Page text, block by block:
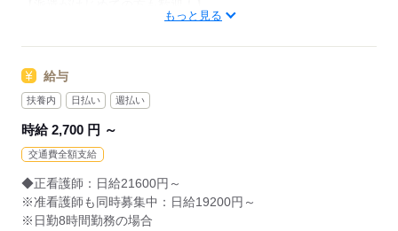
いい案件があれば声をかけてほしい！
【業務内容】
病院、介護老人保健施設などでの看護。
応募する
「卒業から転職したことないので、
「ネットで調べてはみたけど、
いまいち仕組みが分からない…」
そんな看護師さんには
派遣になったら今と何が変わるのか？
説明を聞いた上で、派遣登録するか
決めていただいてOKです。
もっと見る
給与
扶養内 日払い 週払い
時給 2,700 円 ～
交通費全額支給
◆正看護師：日給21600円～
※准看護師も同時募集中：日給19200円～
※日勤8時間勤務の場合